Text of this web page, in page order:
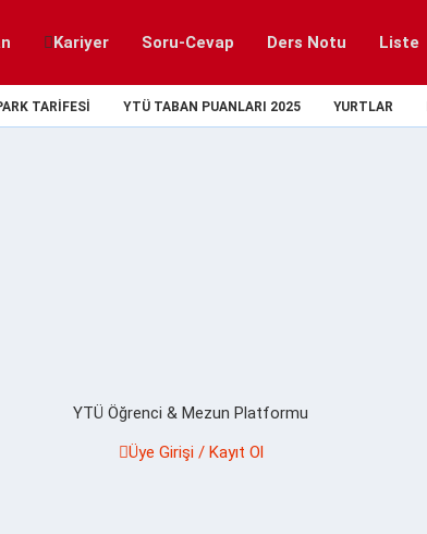
Kariyer Soru-Cevap Ders Notu Liste
TARIFESI YTÜ TABAN PUANLARI 2025 YURTLAR
YTÜ Öğrenci & Mezun Platformu
Üye Girişi / Kayıt Ol